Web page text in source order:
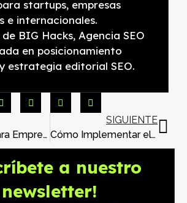
startups, empresas
e internacionales.
BIG Hacks, Agencia SEO
en posicionamiento
estrategia editorial SEO.
Contratos para Emprendedores: Lo que Necesitas Saber
SIGUIENTE
Cómo Implementar el Trabajo Remoto en tu Empresa
a nuestro
newsletter!